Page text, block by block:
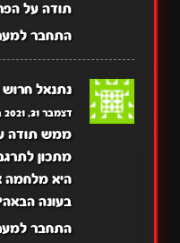
תודה על
התחבר
נתנאל חרוש
דצמבר 31, 2021 בשעה 3:40 am
ממש תודה
מתכון
היא מלחמה
בעונה
התחבר